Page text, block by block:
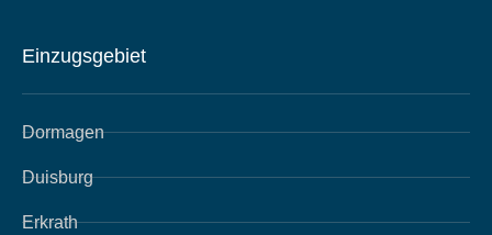
Einzugsgebiet
Dormagen
Duisburg
Erkrath